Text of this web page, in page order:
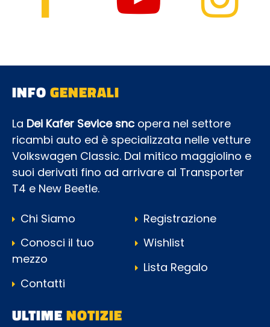
INFOGENERALI
La Dei Kafer Sevice snc opera nel settore
ricambi auto ed è specializzata nelle vetture
Volkswagen Classic. Dal mitico maggiolino e
suoi derivati fino ad arrivare al Transporter
T4 e New Beetle.
Chi Siamo
Conosci il tuo
mezzo
Contatti
Registrazione
Wishlist
Lista Regalo
ULTIMENOTIZIE